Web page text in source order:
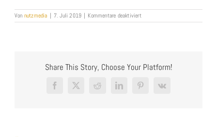
Von nutzmedia | 7. Juli 2019 | Kommentare deaktiviertfür
Webdesign_Webagentur-
Share This Story, Choose Your Platform!
Facebook
X RedditLinkedInPinterest
Vk